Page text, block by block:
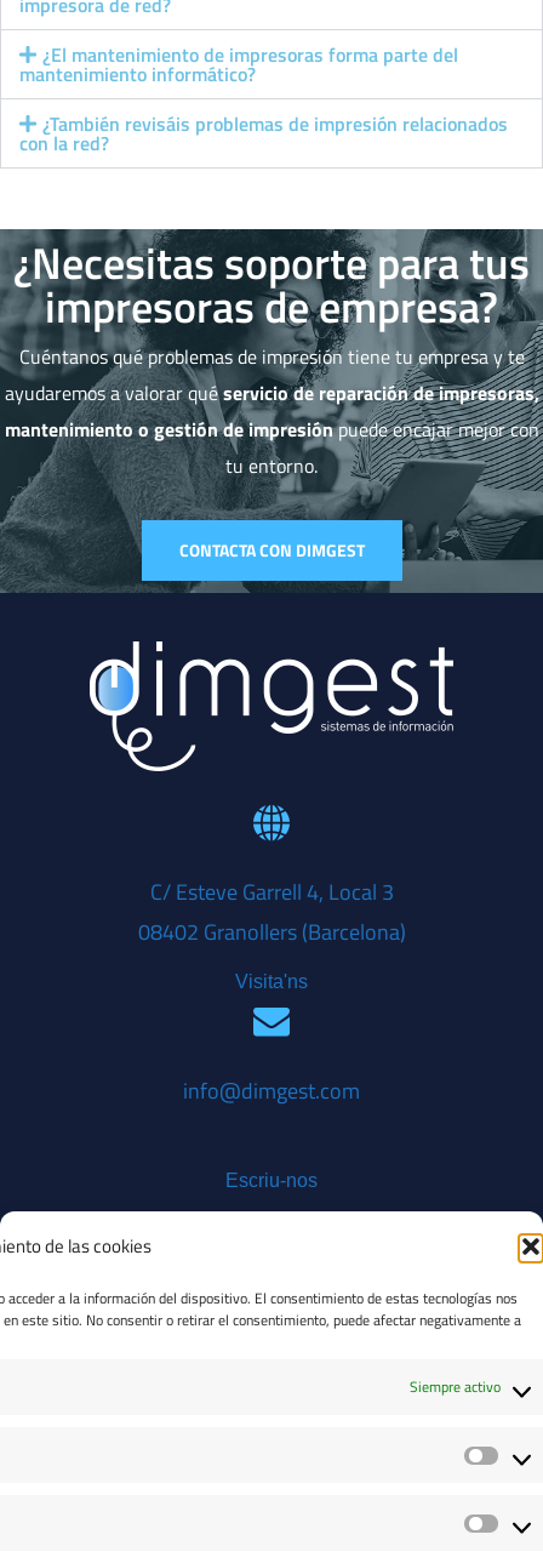
de las cookies
a la información del dispositivo. El consentimiento de estas tecnologías nos
este sitio. No consentir o retirar el consentimiento, puede afectar negativamente a
Siempre activo
¿El mantenimiento de impresoras forma parte del
mantenimiento informático?
¿También revisáis problemas de impresión relacionados
con la red?
¿Necesitas soporte para tus
impresoras de empresa?
Cuéntanos qué problemas de impresión tiene tu empresa y te
ayudaremos a valorar quéservicio de reparación de impresoras,
mantenimiento o gestión de impresiónpuede encajar mejor con
tu entorno.
CONTACTA CON DIMGEST
C/ Esteve Garrell 4, Local 3
08402 Granollers (Barcelona)
Visita'ns
info@dimgest.com
Escriu-nos